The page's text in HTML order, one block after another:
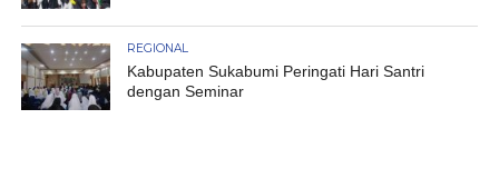
REGIONAL
Kabupaten Sukabumi Peringati Hari Santri
dengan Seminar